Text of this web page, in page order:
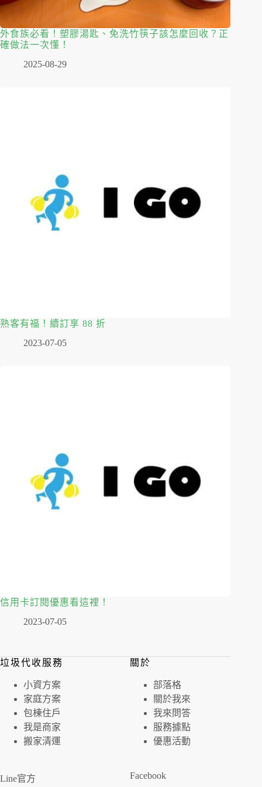
外食族必看！塑膠湯匙、免洗竹筷子該怎麼回收？正
確做法一次懂！
2025-08-29
熟客有福！續訂享 88 折
2023-07-05
信用卡訂閱優惠看這裡！
2023-07-05
垃圾代收服務
⼩資⽅案
家庭⽅案
包棟住戶
我是商家
搬家清運
Line官方
關於
部落格
關於我來
我來問答
服務據點
優惠活動
Facebook